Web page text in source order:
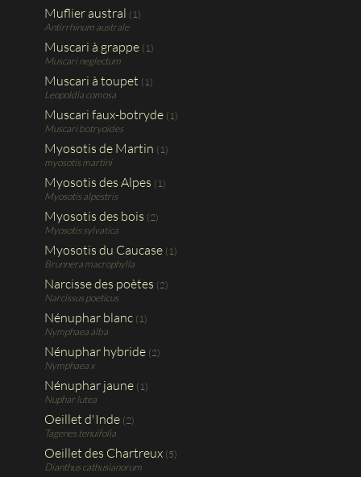
Muflier austral (1)
Antirrhinum australe
Muscari à grappe (1)
Muscari neglectum
Muscari à toupet (1)
Leopoldia comosa
Muscari faux-botryde (1)
Muscari botryoides
Myosotis de Martin (1)
myosotis martini
Myosotis des Alpes (1)
Myosotis alpestris
Myosotis des bois (2)
Myosotis sylvatica
Myosotis du Caucase (1)
Brunnera macrophylla
Narcisse des poètes (2)
Narcissus poeticus
Nénuphar blanc (1)
Nymphaea alba
Nénuphar hybride (2)
Nymphaea x
Nénuphar jaune (1)
Nuphar lutea
Oeillet d'Inde (2)
Tagenes tenuifolia
Oeillet des Chartreux (5)
Dianthus cathusianorum